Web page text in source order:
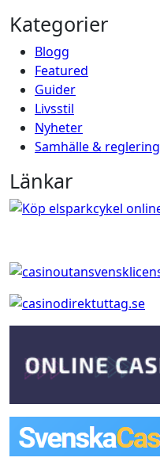
Kategorier
Blogg
Featured
Guider
Livsstil
Nyheter
Samhälle & reglering
Länkar